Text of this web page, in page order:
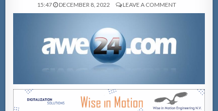
15:47 DECEMBER 8, 2022 LEAVE A COMMENT